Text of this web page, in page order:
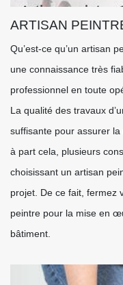
ARTISAN
Qu’est-ce qu’un artisan
une connaissance très
professionnel en toute
La qualité des travaux
suffisante pour assurer
à part cela, plusieurs
choisissant un artisan
projet. De ce fait, fermez
peintre pour la mise en
bâtiment.